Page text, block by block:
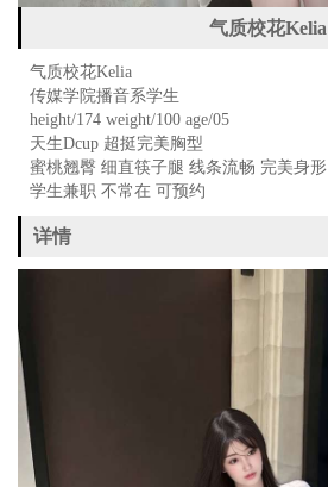
气质校花Kelia
气质校花Kelia
传媒学院播音系学生
height/174 weight/100 age/05
天生Dcup 超挺完美胸型
蜜桃翘臀 细直筷子腿 线条流畅 完美身形
学生兼职 不常在 可预约
详情